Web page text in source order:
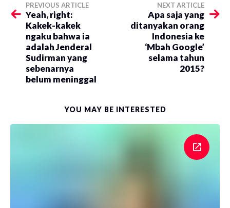
PREVIOUS ARTICLE
Yeah, right:
Kakek-kakek
ngaku bahwa ia
adalah Jenderal
Sudirman yang
sebenarnya
belum meninggal
NEXT ARTICLE
Apa saja yang
ditanyakan orang
Indonesia ke
‘Mbah Google’
selama tahun
2015?
YOU MAY BE INTERESTED